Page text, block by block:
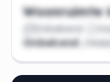
Woonruimte
Onbekend
Onbekend
/